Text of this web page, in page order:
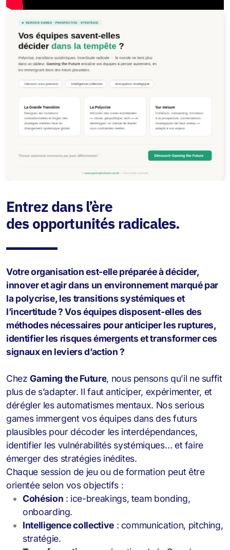
Entrez dans l’ère
des opportunités radicales.
Votre organisation est-elle préparée à décider,
innover et agir dans un environnement marqué par
la polycrise, les transitions systémiques et
l’incertitude ? Vos équipes disposent-elles des
méthodes nécessaires pour anticiper les ruptures,
identifier les risques émergents et transformer ces
signaux en leviers d’action ?
ChezGaming the Future, nous pensons qu’il ne suffit
plus de s’adapter. Il faut anticiper, expérimenter, et
dérégler les automatismes mentaux. Nos serious
games immergent vos équipes dans des futurs
plausibles pour décoder les interdépendances,
identifier les vulnérabilités systémiques… et faire
émerger des stratégies inédites.
Chaque session de jeu ou de formation peut être
orientée selon vos objectifs :
Cohésion : ice-breakings, team bonding,
onboarding.
Intelligence collective: communication, pitching,
stratégie.